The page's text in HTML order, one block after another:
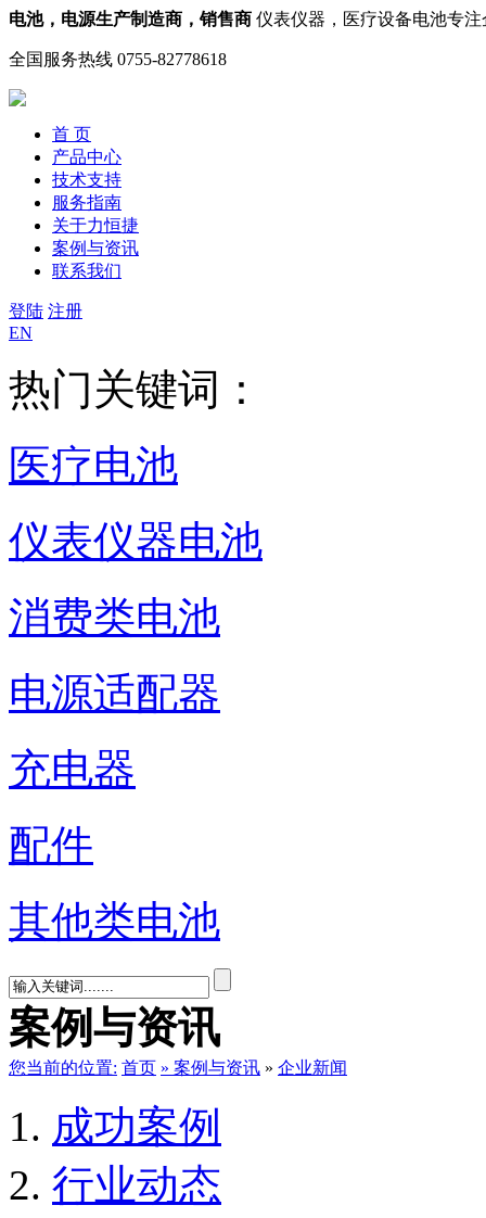
电池，电源生产制造商，销售商 仪表仪器，医疗设备电池专注
全国服务热线 0755-82778618
首 页
产品中心
技术支持
服务指南
关于力恒捷
案例与资讯
联系我们
登陆 注册
EN
热门关键词：
医疗电池
仪表仪器电池
消费类电池
电源适配器
充电器
配件
其他类电池
案例与资讯
您当前的位置: 首页 » 案例与资讯 » 企业新闻
成功案例
行业动态